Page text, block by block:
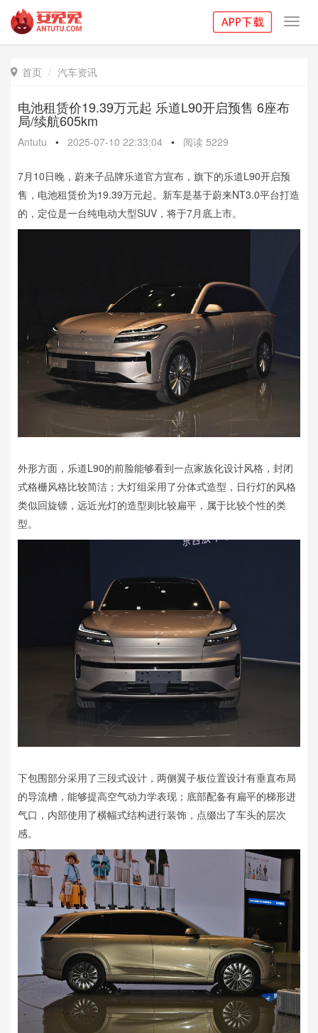
 首页 汽车资讯
电池租赁价19.39万元起 乐道L90开启预售 6座布
局/续航605km
Antutu • 2025-07-10 22:33:04 • 阅读 5229
7月10日晚，蔚来子品牌乐道官方宣布，旗下的乐道L90开启预
售，电池租赁价为19.39万元起。新车是基于蔚来NT3.0平台打造
的，定位是一台纯电动大型SUV，将于7月底上市。
外形方面，乐道L90的前脸能够看到一点家族化设计风格，封闭
式格栅风格比较简洁；大灯组采用了分体式造型，日行灯的风格
类似回旋镖，远近光灯的造型则比较扁平，属于比较个性的类
型。
下包围部分采用了三段式设计，两侧翼子板位置设计有垂直布局
的导流槽，能够提高空气动力学表现；底部配备有扁平的梯形进
气口，内部使用了横幅式结构进行装饰，点缀出了车头的层次
感。